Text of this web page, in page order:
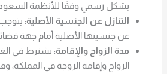
بشكل رسمي وفقًا للأنظمة
التنازل عن الجنسية الأصلية: يتوجب
عن جنسيتها الأصلية أمام جهة
مدة الزواج والإقامة: يشترط في
الزواج وإقامة الزوجة في المملكة،